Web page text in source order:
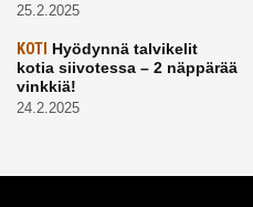
25.2.2025
KOTI Hyödynnä talvikelit
kotia siivotessa – 2 näppärää
vinkkiä!
24.2.2025